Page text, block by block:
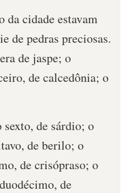
da cidade estavam
de pedras preciosas.
de jaspe; o
de calcedônia; o
de sárdio; o
de berilo; o
de crisópraso; o
de